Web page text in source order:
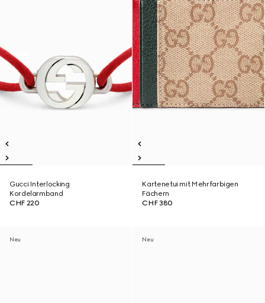
Gucci Interlocking
Kordelarmband
CHF 220
Kartenetui mit Mehrfarbigen
Fächern
CHF 380
Neu Neu